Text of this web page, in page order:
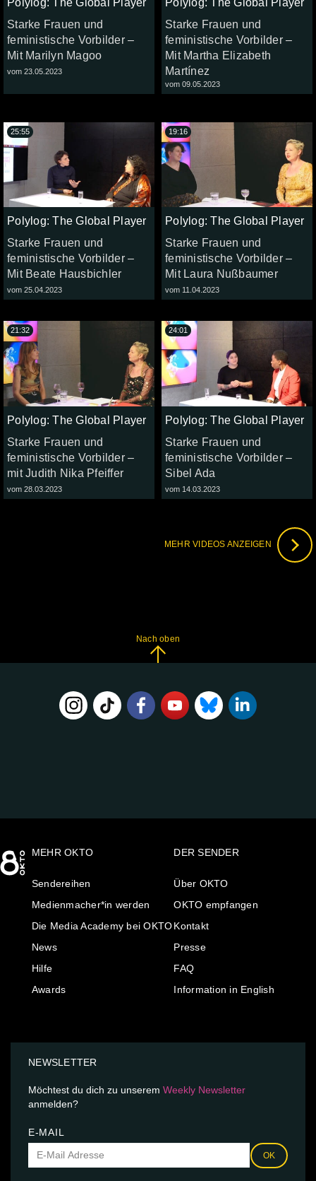
Starke Frauen und
feministische Vorbilder –
Mit Marilyn Magoo
vom 23.05.2023
Starke Frauen und
feministische Vorbilder –
Mit Martha Elizabeth
Martínez
vom 09.05.2023
Polylog: The Global Player
Starke Frauen und
feministische Vorbilder –
Mit Beate Hausbichler
vom 25.04.2023
25:55
Polylog: The Global Player
Starke Frauen und
feministische Vorbilder –
Mit Laura Nußbaumer
vom 11.04.2023
19:16
Polylog: The Global Player
Starke Frauen und
feministische Vorbilder –
mit Judith Nika Pfeiffer
vom 28.03.2023
21:32
Polylog: The Global Player
Starke Frauen und
feministische Vorbilder –
Sibel Ada
vom 14.03.2023
24:01
MEHR VIDEOS ANZEIGEN
Nach oben
MEHR OKTO
Sendereihen
Medienmacher*in werden
Die Media Academy bei OKTO
News
Hilfe
Awards
DER SENDER
Über OKTO
OKTO empfangen
Kontakt
Presse
FAQ
Information in English
NEWSLETTER
Möchtest du dich zu unserem Weekly Newsletter
anmelden?
E-MAIL
OK